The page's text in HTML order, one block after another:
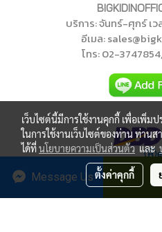
Message Us
บริการ: จันทร์-ศุกร์ เ
อีเมล:
โทร: 02-3747854
©2018บิ๊กคิดอินออ
เว็บไซต์นี้มีการใช้งานคุกกี้ เพื่อเพิ่
ในการใช้งานเว็บไซต์ของท่าน ท่าน
ได้ที่นโยบายความเป็นส่วนตัวและ
ตั้งค่าคุกกี้